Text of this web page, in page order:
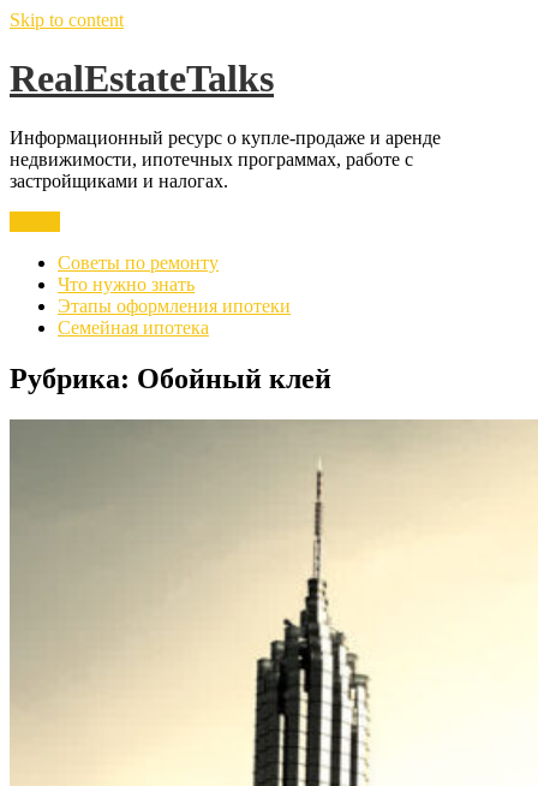
Skip to content
RealEstateTalks
Информационный ресурс о купле-продаже и аренде
недвижимости, ипотечных программах, работе с
застройщиками и налогах.
Советы по ремонту
Что нужно знать
Этапы оформления ипотеки
Семейная ипотека
Рубрика: Обойный клей